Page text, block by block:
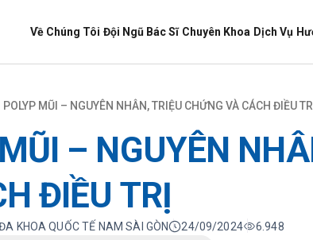
Về Chúng Tôi Đội Ngũ Bác Sĩ Chuyên Khoa Dịch Vụ
POLYP MŨI – NGUYÊN NHÂN, TRIỆU CHỨNG VÀ CÁCH ĐIỀU
– NGUYÊN
ĐIỀU TRỊ
KHOA QUỐC TẾ NAM SÀI GÒN 24/09/2024 6.948